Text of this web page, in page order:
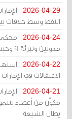
2026-04-29
النفط وسط خلافات
2026-04-24
مدونين وتبرئة 9 وحبس 18 متهماً بالتعاطف مع إيران
2026-04-22
الاعتقالات في الإمارات
2026-04-21
مكوّن من أعضاء
يطال الشيعة